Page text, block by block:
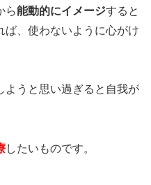
ら能動的にイメージすると
ば、使わないように心がけ
ようと思い過ぎると自我が
したいものです。